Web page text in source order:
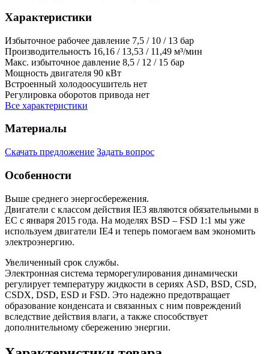
Характеристики
Избыточное рабочее давление 7,5 / 10 / 13 бар
Производительность 16,16 / 13,53 / 11,49 м³/мин
Макс. избыточное давление 8,5 / 12 / 15 бар
Мощность двигателя 90 кВт
Встроенный холодоосушитель нет
Регулировка оборотов привода нет
Все характеристики
Материалы
Скачать предложение Задать вопрос
Особенности
Выше среднего энергосбережения.
Двигатели с классом действия IE3 являются обязательными в
ЕС с января 2015 года. На моделях BSD – FSD 1:1 мы уже
используем двигатели IE4 и теперь помогаем вам экономить
электроэнергию.
Увеличенный срок службы.
Электронная система терморегулирования динамически
регулирует температуру жидкости в сериях ASD, BSD, CSD,
CSDX, DSD, ESD и FSD. Это надежно предотвращает
образование конденсата и связанных с ним повреждений
вследствие действия влаги, а также способствует
дополнительному сбережению энергии.